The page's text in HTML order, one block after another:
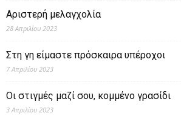
Αριστερή μελαγχολία
28 Απριλίου 2023
Στη γη είμαστε πρόσκαιρα υπέροχοι
7 Απριλίου 2023
Οι στιγμές μαζί σου, κομμένο γρασίδι
3 Απριλίου 2023